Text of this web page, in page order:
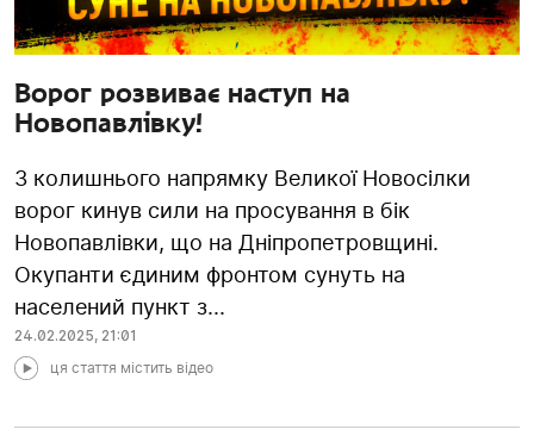
Ворог розвиває наступ на
Новопавлівку!
З колишнього напрямку Великої Новосілки
ворог кинув сили на просування в бік
Новопавлівки, що на Дніпропетровщині.
Окупанти єдиним фронтом сунуть на
населений пункт з...
24.02.2025, 21:01
ця стаття містить відео